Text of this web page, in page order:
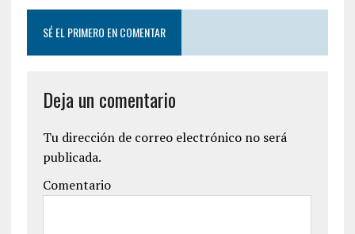
SÉ EL PRIMERO EN COMENTAR
Deja un comentario
Tu dirección de correo electrónico no será
publicada.
Comentario